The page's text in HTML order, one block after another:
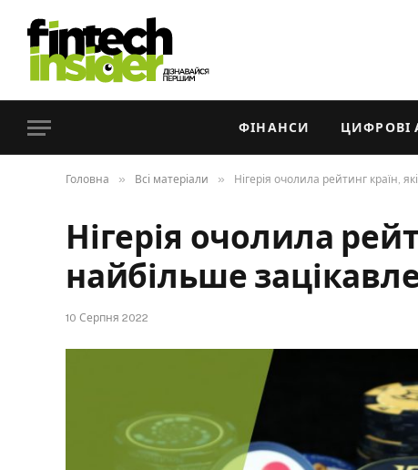
ФІНАНСИ ЦИФРОВІ
Головна » Всі матеріали » Нігерія очолила рейтинг країн,
Нігерія очолила
найбільше
10 Серпня 2022